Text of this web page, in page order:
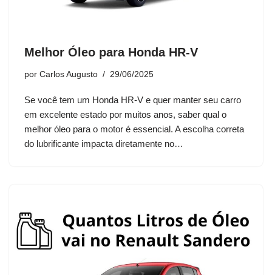
Melhor Óleo para Honda HR‑V
por Carlos Augusto 29/06/2025
Se você tem um Honda HR‑V e quer manter seu carro
em excelente estado por muitos anos, saber qual o
melhor óleo para o motor é essencial. A escolha correta
do lubrificante impacta diretamente no…